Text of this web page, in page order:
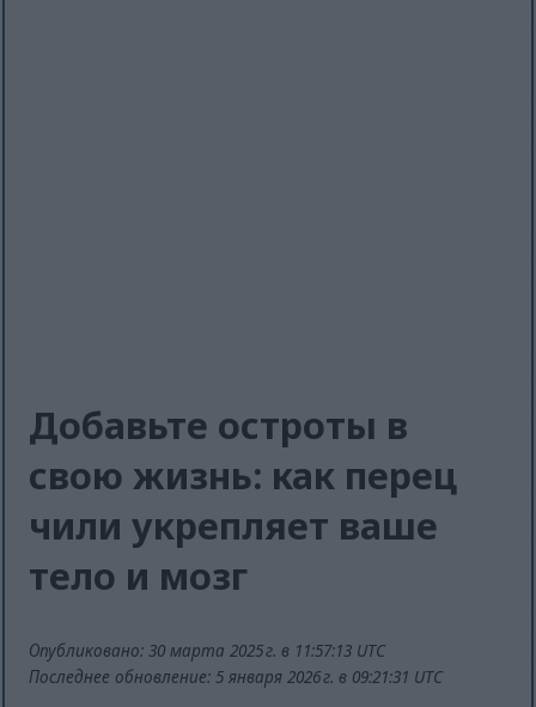
Добавьте остроты в
свою жизнь: как перец
чили укрепляет ваше
тело и мозг
Опубликовано: 30 марта 2025 г. в 11:57:13 UTC
Последнее обновление: 5 января 2026 г. в 09:21:31 UTC